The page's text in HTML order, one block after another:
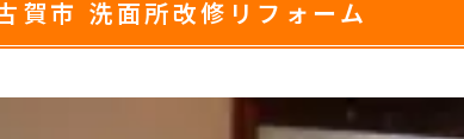
賀市 洗面所改修リフォーム